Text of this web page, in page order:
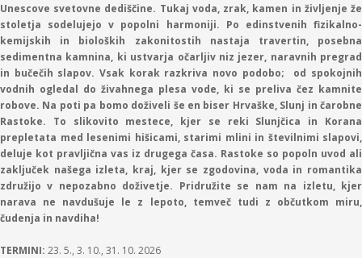
Unescove svetovne dediščine. Tukaj voda, zrak, kamen in življenje že
stoletja sodelujejo v popolni harmoniji. Po edinstvenih fizikalno-
kemijskih in bioloških zakonitostih nastaja travertin, posebna
sedimentna kamnina, ki ustvarja očarljiv niz jezer, naravnih pregrad
in bučečih slapov. Vsak korak razkriva novo podobo; od spokojnih
vodnih ogledal do živahnega plesa vode, ki se preliva čez kamnite
robove. Na poti pa bomo doživeli še en biser Hrvaške, Slunj in čarobne
Rastoke. To slikovito mestece, kjer se reki Slunjčica in Korana
prepletata med lesenimi hišicami, starimi mlini in številnimi slapovi,
deluje kot pravljična vas iz drugega časa. Rastoke so popoln uvod ali
zaključek našega izleta, kraj, kjer se zgodovina, voda in romantika
združijo v nepozabno doživetje. Pridružite se nam na izletu, kjer
narava ne navdušuje le z lepoto, temveč tudi z občutkom miru,
čudenja in navdiha!
TERMINI: 23. 5., 3. 10., 31. 10. 2026